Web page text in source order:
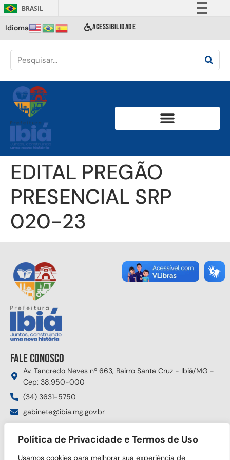
Política de Privacidade e Termos de Uso
Usamos cookies para melhorar sua experiência de
BRASIL
Comunica BR
Acesso à informação
Idioma ACESSIBILIDADE
EDITAL PREGÃO
PRESENCIAL SRP
020-23
Fale conosco
Av. Tancredo Neves nº 663, Bairro Santa Cruz - Ibiá/MG -
Cep: 38.950-000
(34) 3631-5750
gabinete@ibia.mg.gov.br